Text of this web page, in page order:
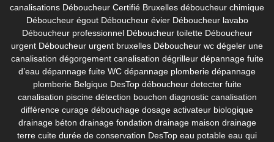
canalisations Déboucheur Certifié Bruxelles déboucheur chimique
Déboucheur égout Déboucheur évier Déboucheur lavabo
Déboucheur professionnel Déboucheur toilette Déboucheur
urgent Déboucheur urgent bruxelles Déboucheur wc dégeler une
canalisation dégorgement canalisation dégrilleur dépannage fuite
d’eau dépannage fuite WC dépannage plomberie dépannage
plomberie Belgique DesTop déboucheur detecter fuite
canalisation piscine détection bouchon diagnostic canalisation
différence curage débouchage dosage activateur biologique
drainage béton drainage fondation drainage maison drainage
terre cuite durée de conservation DesTop eau potable eau qui